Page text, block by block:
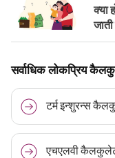
क्या
सर्वाधिक लोकप्रिय
टर्म इन्शुरन्स
एचएलवी